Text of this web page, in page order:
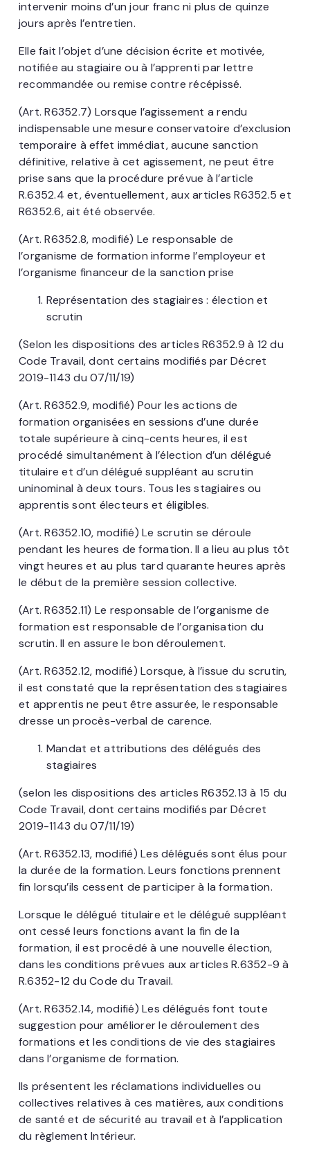
intervenir moins d’un jour franc ni plus de quinze
jours après l’entretien.
Elle fait l’objet d’une décision écrite et motivée,
notifiée au stagiaire ou à l’apprenti par lettre
recommandée ou remise contre récépissé.
(Art. R6352.7) Lorsque l’agissement a rendu
indispensable une mesure conservatoire d’exclusion
temporaire à effet immédiat, aucune sanction
définitive, relative à cet agissement, ne peut être
prise sans que la procédure prévue à l’article
R.6352.4 et, éventuellement, aux articles R6352.5 et
R6352.6, ait été observée.
(Art. R6352.8, modifié) Le responsable de
l’organisme de formation informe l’employeur et
l’organisme financeur de la sanction prise
Représentation des stagiaires : élection et
scrutin
(Selon les dispositions des articles R6352.9 à 12 du
Code Travail, dont certains modifiés par Décret
2019-1143 du 07/11/19)
(Art. R6352.9, modifié) Pour les actions de
formation organisées en sessions d’une durée
totale supérieure à cinq-cents heures, il est
procédé simultanément à l’élection d’un délégué
titulaire et d’un délégué suppléant au scrutin
uninominal à deux tours. Tous les stagiaires ou
apprentis sont électeurs et éligibles.
(Art. R6352.10, modifié) Le scrutin se déroule
pendant les heures de formation. Il a lieu au plus tôt
vingt heures et au plus tard quarante heures après
le début de la première session collective.
(Art. R6352.11) Le responsable de l’organisme de
formation est responsable de l’organisation du
scrutin. Il en assure le bon déroulement.
(Art. R6352.12, modifié) Lorsque, à l’issue du scrutin,
il est constaté que la représentation des stagiaires
et apprentis ne peut être assurée, le responsable
dresse un procès-verbal de carence.
Mandat et attributions des délégués des
stagiaires
(selon les dispositions des articles R6352.13 à 15 du
Code Travail, dont certains modifiés par Décret
2019-1143 du 07/11/19)
(Art. R6352.13, modifié) Les délégués sont élus pour
la durée de la formation. Leurs fonctions prennent
fin lorsqu’ils cessent de participer à la formation.
Lorsque le délégué titulaire et le délégué suppléant
ont cessé leurs fonctions avant la fin de la
formation, il est procédé à une nouvelle élection,
dans les conditions prévues aux articles R.6352-9 à
R.6352-12 du Code du Travail.
(Art. R6352.14, modifié) Les délégués font toute
suggestion pour améliorer le déroulement des
formations et les conditions de vie des stagiaires
dans l’organisme de formation.
Ils présentent les réclamations individuelles ou
collectives relatives à ces matières, aux conditions
de santé et de sécurité au travail et à l’application
du règlement Intérieur.